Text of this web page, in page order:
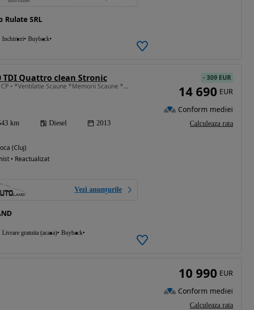
Rulate SRL
Inchirieri Buyback
TDI Quattro clean Stronic
2967 cm3 • 258 CP • *Ventilatie Scaune *Memorii Scaune *Panoramic *Distronic *Bang&Olufsen
km Diesel 2013
(Cluj)
• Reactualizat
Vezi anunțurile
Livrare gratuita (acasa) Buyback
-309 EUR
14 690 EUR
Conform mediei
Calculeaza rata
10 990 EUR
Conform mediei
Calculeaza rata